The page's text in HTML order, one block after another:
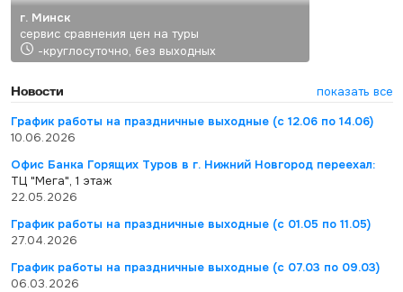
г. Минск
сервис сравнения цен на туры
-круглосуточно, без выходных
Новости
показать все
График работы на праздничные выходные (с 12.06 по 14.06)
10.06.2026
Офис Банка Горящих Туров в г. Нижний Новгород переехал:
ТЦ "Мега", 1 этаж
22.05.2026
График работы на праздничные выходные (с 01.05 по 11.05)
27.04.2026
График работы на праздничные выходные (с 07.03 по 09.03)
06.03.2026